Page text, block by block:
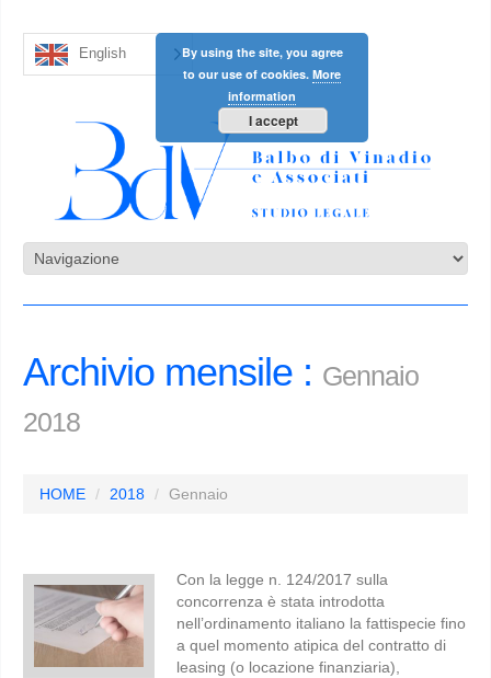
English
Archivio mensile : Gennaio
2018
HOME 2018 Gennaio
Con la legge n. 124/2017 sulla
concorrenza è stata introdotta
nell’ordinamento italiano la fattispecie fino
a quel momento atipica del contratto di
leasing (o locazione finanziaria),
By using the site, you agree
to our use of cookies. More
information
I accept